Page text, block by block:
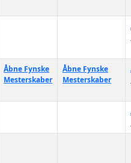
Åbne Fynske
Mesterskaber
Åbne Fynske
Mesterskaber